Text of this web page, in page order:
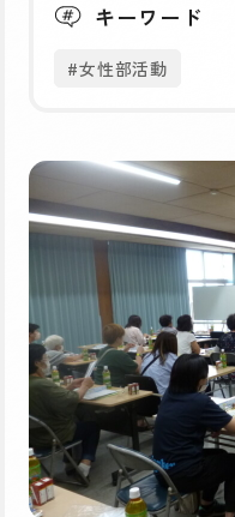
キーワード
#女性部活動